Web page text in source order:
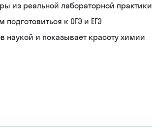
из реальной лабораторной практики
подготовиться к ОГЭ и ЕГЭ
наукой и показывает красоту химии